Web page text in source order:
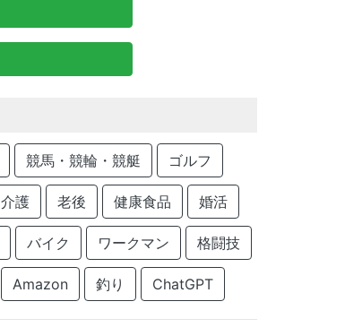
競馬・競輪・競艇 ゴルフ
介護 老後 健康食品 婚活
バイク ワークマン 格闘技
Amazon 釣り ChatGPT